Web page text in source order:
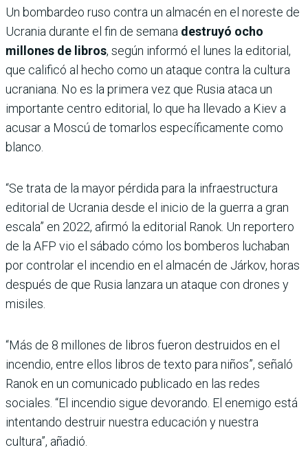
Un bombardeo ruso contra un almacén en el noreste de
Ucrania durante el fin de semana destruyó ocho
millones de libros, según informó el lunes la editorial,
que calificó al hecho como un ataque contra la cultura
ucraniana. No es la primera vez que Rusia ataca un
importante centro editorial, lo que ha llevado a Kiev a
acusar a Moscú de tomarlos específicamente como
blanco.
“Se trata de la mayor pérdida para la infraestructura
editorial de Ucrania desde el inicio de la guerra a gran
escala” en 2022, afirmó la editorial Ranok. Un reportero
de la AFP vio el sábado cómo los bomberos luchaban
por controlar el incendio en el almacén de Járkov, horas
después de que Rusia lanzara un ataque con drones y
misiles.
“Más de 8 millones de libros fueron destruidos en el
incendio, entre ellos libros de texto para niños”, señaló
Ranok en un comunicado publicado en las redes
sociales. “El incendio sigue devorando. El enemigo está
intentando destruir nuestra educación y nuestra
cultura”, añadió.